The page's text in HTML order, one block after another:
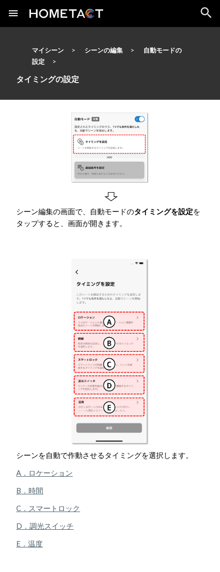
マイシーン シーンの編集
自動モードの
設定
タイミングの設定
シーン編集の画面で、自動モードのタイミングを設定を
タップすると、画面が開きます。
シーンを自動で作動させるタイミングを選択します。
A．ロケーション
B．時間
C．スマートロック
D．調光スイッチ
E．温度